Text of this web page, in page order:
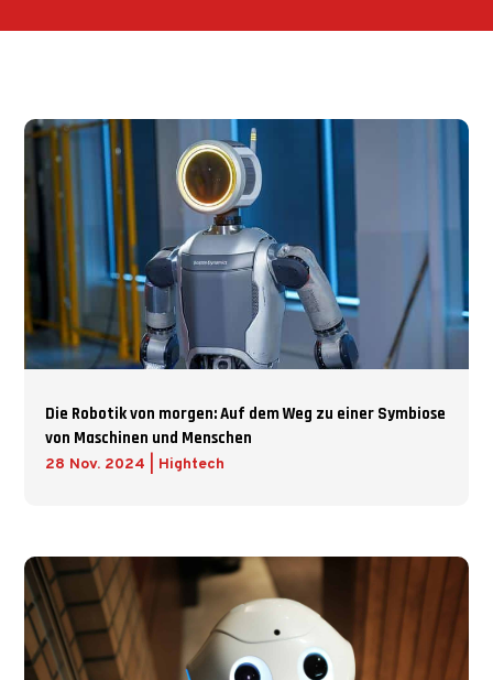
Die Robotik von morgen: Auf dem Weg zu einer Symbiose
von Maschinen und Menschen
28 Nov. 2024 Hightech